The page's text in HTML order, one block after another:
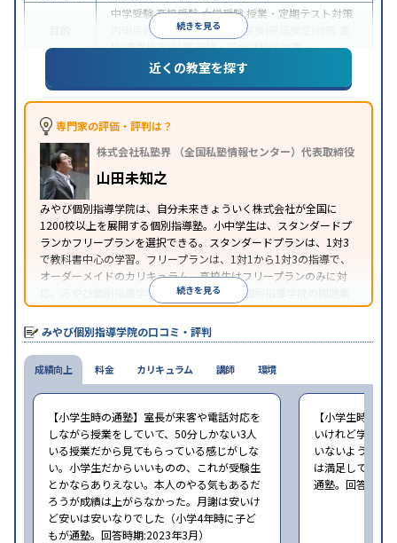
続きを見る
中学受験高校受験大学受験 授業・定期テスト対策
内申点対策
学習習慣の定着 英検(英語検定)対策
検(漢字検定)対策英語・英会話特化対策
1科目から受講可能季節講習のみの受講可
※2023年3月調査。小学校高学年の個別指導塾アンケート調査方法を参
近くの教室を探す
専門家の評価・評判は？
株式会社私塾界 （全国私塾情報センター）代表取締役
山田未知之
みやび個別指導学院は、自分未来きょういく株式会社が全国に
1200校以上を展開する個別指導塾。小中学生は、スタンダードプ
ランかフリープランを選択できる。スタンダードプランは、1対3
で教科書中心の学習。フリープランは、1対1から1対3の指導で、
オーダーメイドのカリキュラム。高校生はフリープランのみに対
応。みやび個別指導学院では、系列のITTO個別指導学院の問題集
の購入や模試を受験できる。
続きを見る
みやび個別指導学院の口コミ・評判
成績向上
【小学生時の通塾】室長が来客や電話対応を
しながら授業をしていて、50分しかない3人
いる授業だから見てもらっている感じがしな
い。小学生だからいいものの、これが受験生
とかならありえない。本人のやる気もあるだ
ろうが成績は上がらなかった。月謝は安いけ
ど安いは安いなりでした（小学4年時に子ど
もが通塾。回答時期:2023年3月）
【小学生時の通
いけれど学校の
いないような部
は満足していま
通塾。回答時期
料金 カリキュラム 講師 環境